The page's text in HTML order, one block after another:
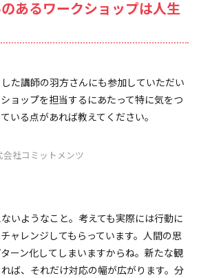
あるワークショップは人生
た講師の羽方さんにも参加していただい
ョップを担当するにあたって特に気をつ
いる点があれば教えてください。
社コミットメンツ
いようなこと。考えても実際には行動に
ャレンジしてもらっています。人間の思
ーン化してしまいますからね。新たな観
ば、それだけ対応の幅が広がります。分